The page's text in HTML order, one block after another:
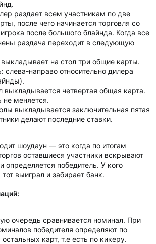
раздает всем участникам по две
после чего начинается торговля со
после большого блайнда. Когда все
раздача переходит в следующую
на стол три общие карты.
слева-направо относительно дилера
выкладывается четвертая общая карта.
не меняется.
выкладывается заключительная пятая
делают последние ставки.
шоудаун — это когда по итогам
оставшиеся участники вскрывают
определяется победитель. У кого
выиграл и забирает банк.
очередь сравнивается номинал. При
победителя определяют по
карт, т.е есть по кикеру.